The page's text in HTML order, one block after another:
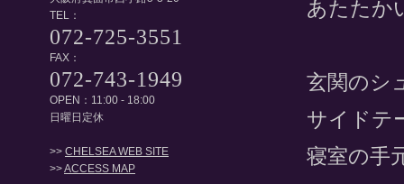
あたたか
玄関のシ
サイドテ
寝室の手
TEL：
072-725-3551
FAX：
072-743-1949
OPEN：11:00 - 18:00
日曜日定休
>> CHELSEA WEB SITE
>>ACCESS MAP